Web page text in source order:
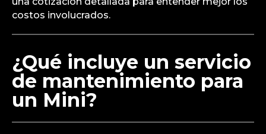
costos involucrados.
¿Qué incluye un servicio
de mantenimiento para
un Mini?